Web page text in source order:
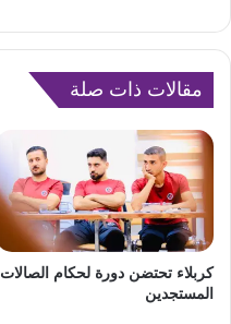
مقالات ذات صلة
كربلاء تحتضن دورة لحكام الصالات
المستجدين